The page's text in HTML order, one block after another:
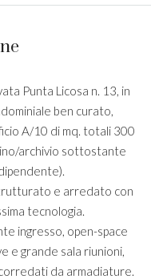
Punta Licosa n. 13, in
ben curato,
A/10 di mq. totali 300
archivio sottostante
e arredato con
tecnologia.
ingresso, open-space
e grande sala riunioni,
da armadiature.